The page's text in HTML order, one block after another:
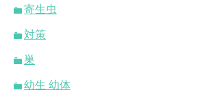
寄生虫
対策
巣
幼生 幼体